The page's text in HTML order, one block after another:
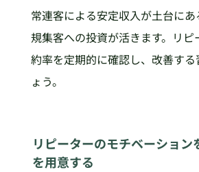
常連客による安定収入が土台に
規集客への投資が活きます。リピ
約率を定期的に確認し、改善す
ょう。
リピーターのモチベーション
を用意する